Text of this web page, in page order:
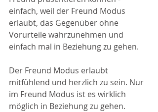
einfach, weil der Freund Modus
erlaubt, das Gegenüber ohne
Vorurteile wahrzunehmen und
einfach mal in Beziehung zu gehen.
Der Freund Modus erlaubt
mitfühlend und herzlich zu sein. Nur
im Freund Modus ist es wirklich
möglich in Beziehung zu gehen.